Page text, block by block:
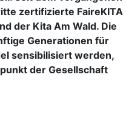
zertifizierte FaireKITA
der Kita Am Wald. Die
Generationen für
sensibilisiert werden,
der Gesellschaft